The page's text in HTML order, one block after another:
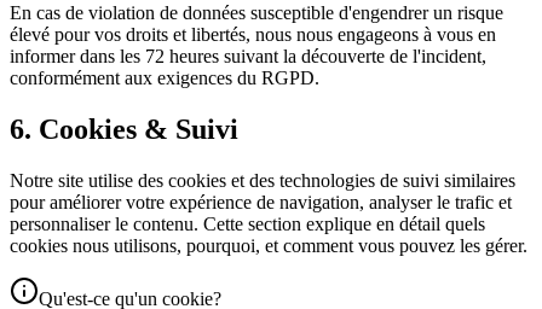
En cas de violation de données susceptible d'engendrer un risque
élevé pour vos droits et libertés, nous nous engageons à vous en
informer dans les 72 heures suivant la découverte de l'incident,
conformément aux exigences du RGPD.
6. Cookies & Suivi
Notre site utilise des cookies et des technologies de suivi similaires
pour améliorer votre expérience de navigation, analyser le trafic et
personnaliser le contenu. Cette section explique en détail quels
cookies nous utilisons, pourquoi, et comment vous pouvez les gérer.
Qu'est-ce qu'un cookie?